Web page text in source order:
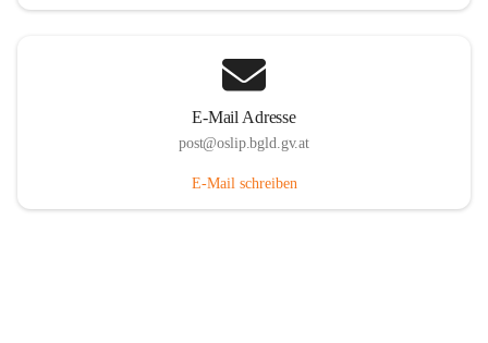
E-Mail Adresse
post@oslip.bgld.gv.at
E-Mail schreiben